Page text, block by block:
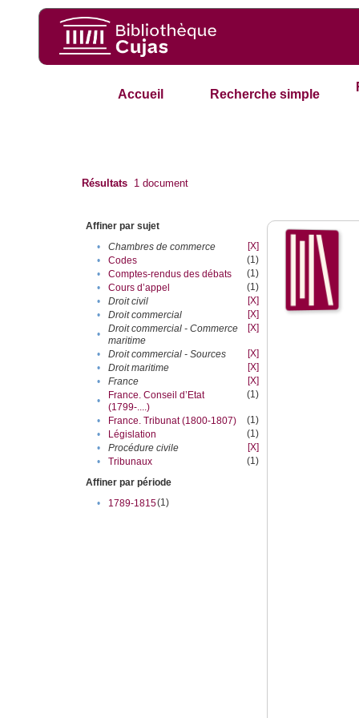
Accueil Recherche simple
Résultats 1 document
Affiner par sujet
•
Chambres de commerce
[X]
•
Codes
(1)
•
Comptes-rendus des débats
(1)
•
Cours d’appel
(1)
•
Droit civil
[X]
•
Droit commercial
[X]
•
Droit commercial - Commerce
maritime
[X]
• Droit commercial - Sources
[X]
•
Droit maritime
[X]
•
France
[X]
•
France. Conseil d’Etat
(1799-....)
(1)
• France. Tribunat (1800-1807)
(1)
•
Législation
(1)
•
Procédure civile
[X]
•
Tribunaux
(1)
Affiner par période
•
1789-1815(1)